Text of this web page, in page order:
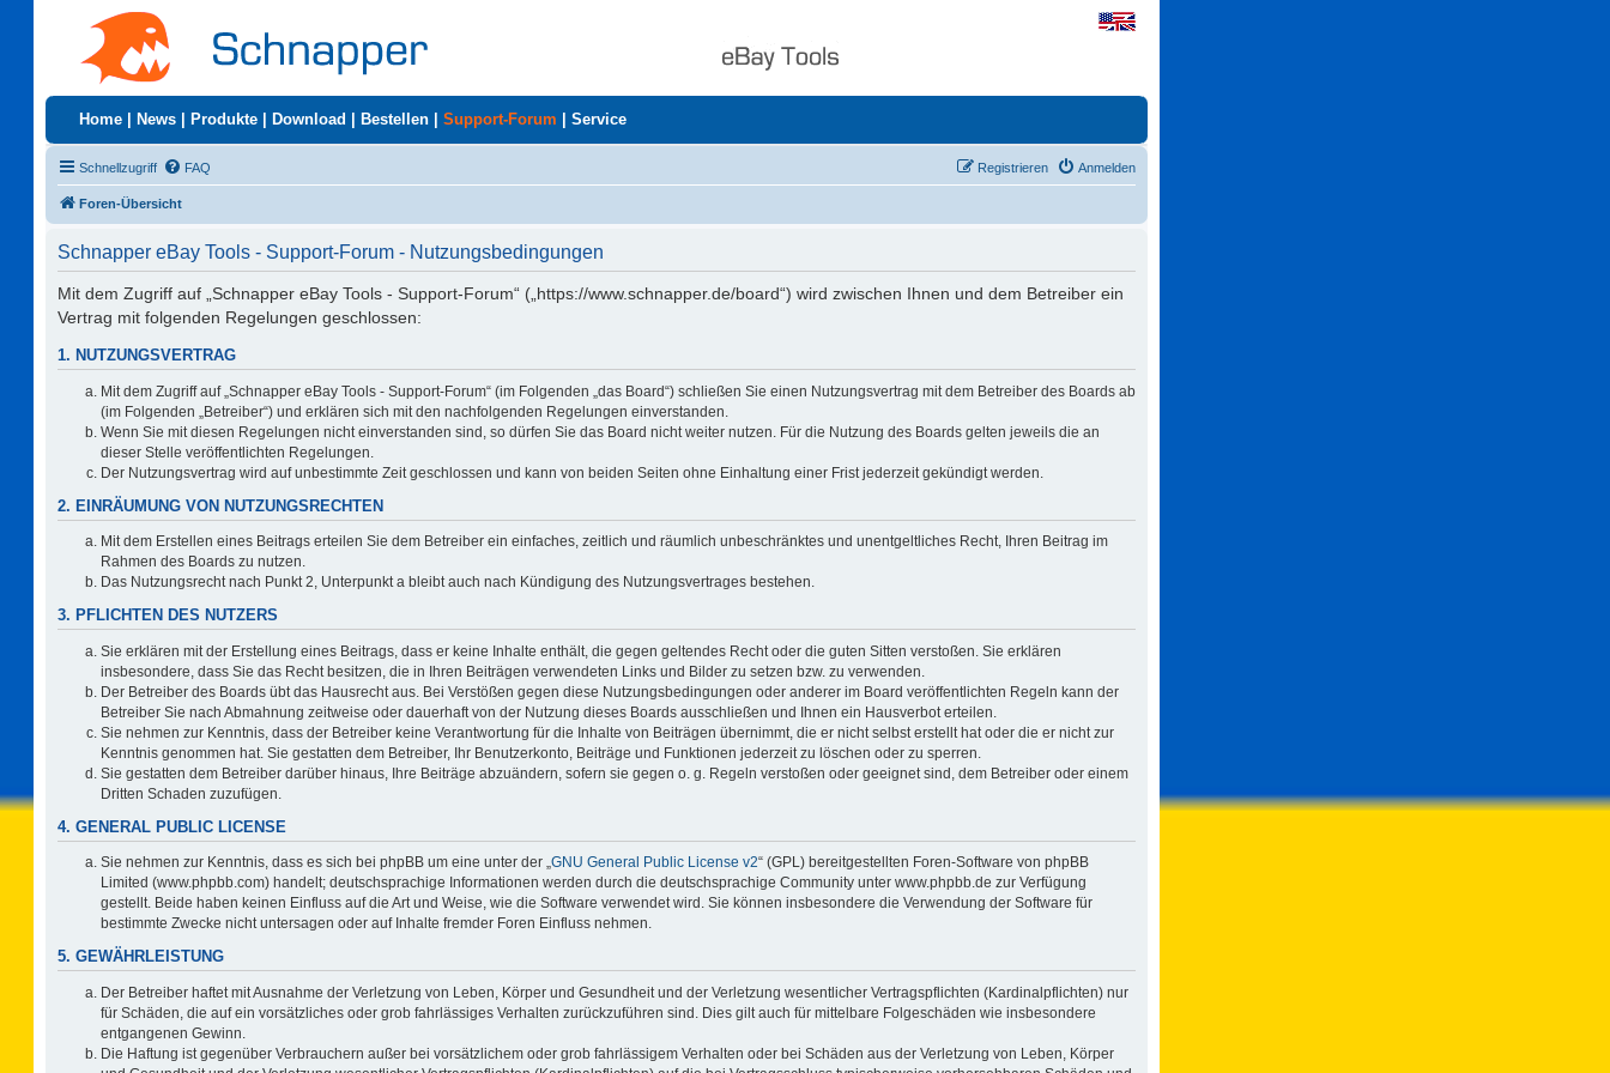
Home News Produkte Download Bestellen Support-Forum Service
Schnellzugriff FAQ Anmelden
Registrieren
Foren-Übersicht
Schnapper eBay Tools - Support-Forum - Nutzungsbedingungen
Mit dem Zugriff auf „Schnapper eBay Tools - Support-Forum“ („https://www.schnapper.de/board“) wird zwischen Ihnen und dem Betreiber ein
Vertrag mit folgenden Regelungen geschlossen:
1. NUTZUNGSVERTRAG
Mit dem Zugriff auf „Schnapper eBay Tools - Support-Forum“ (im Folgenden „das Board“) schließen Sie einen Nutzungsvertrag mit dem Betreiber des Boards ab
(im Folgenden „Betreiber“) und erklären sich mit den nachfolgenden Regelungen einverstanden.
Wenn Sie mit diesen Regelungen nicht einverstanden sind, so dürfen Sie das Board nicht weiter nutzen. Für die Nutzung des Boards gelten jeweils die an
dieser Stelle veröffentlichten Regelungen.
Der Nutzungsvertrag wird auf unbestimmte Zeit geschlossen und kann von beiden Seiten ohne Einhaltung einer Frist jederzeit gekündigt werden.
2. EINRÄUMUNG VON NUTZUNGSRECHTEN
Mit dem Erstellen eines Beitrags erteilen Sie dem Betreiber ein einfaches, zeitlich und räumlich unbeschränktes und unentgeltliches Recht, Ihren Beitrag im
Rahmen des Boards zu nutzen.
Das Nutzungsrecht nach Punkt 2, Unterpunkt a bleibt auch nach Kündigung des Nutzungsvertrages bestehen.
3. PFLICHTEN DES NUTZERS
Sie erklären mit der Erstellung eines Beitrags, dass er keine Inhalte enthält, die gegen geltendes Recht oder die guten Sitten verstoßen. Sie erklären
insbesondere, dass Sie das Recht besitzen, die in Ihren Beiträgen verwendeten Links und Bilder zu setzen bzw. zu verwenden.
Der Betreiber des Boards übt das Hausrecht aus. Bei Verstößen gegen diese Nutzungsbedingungen oder anderer im Board veröffentlichten Regeln kann der
Betreiber Sie nach Abmahnung zeitweise oder dauerhaft von der Nutzung dieses Boards ausschließen und Ihnen ein Hausverbot erteilen.
Sie nehmen zur Kenntnis, dass der Betreiber keine Verantwortung für die Inhalte von Beiträgen übernimmt, die er nicht selbst erstellt hat oder die er nicht zur
Kenntnis genommen hat. Sie gestatten dem Betreiber, Ihr Benutzerkonto, Beiträge und Funktionen jederzeit zu löschen oder zu sperren.
Sie gestatten dem Betreiber darüber hinaus, Ihre Beiträge abzuändern, sofern sie gegen o. g. Regeln verstoßen oder geeignet sind, dem Betreiber oder einem
Dritten Schaden zuzufügen.
4. GENERAL PUBLIC LICENSE
Sie nehmen zur Kenntnis, dass es sich bei phpBB um eine unter der „GNU General Public License v2“ (GPL) bereitgestellten Foren-Software von phpBB
Limited (www.phpbb.com) handelt; deutschsprachige Informationen werden durch die deutschsprachige Community unter www.phpbb.de zur Verfügung
gestellt. Beide haben keinen Einfluss auf die Art und Weise, wie die Software verwendet wird. Sie können insbesondere die Verwendung der Software für
bestimmte Zwecke nicht untersagen oder auf Inhalte fremder Foren Einfluss nehmen.
5. GEWÄHRLEISTUNG
Der Betreiber haftet mit Ausnahme der Verletzung von Leben, Körper und Gesundheit und der Verletzung wesentlicher Vertragspflichten (Kardinalpflichten) nur
für Schäden, die auf ein vorsätzliches oder grob fahrlässiges Verhalten zurückzuführen sind. Dies gilt auch für mittelbare Folgeschäden wie insbesondere
entgangenen Gewinn.
Die Haftung ist gegenüber Verbrauchern außer bei vorsätzlichem oder grob fahrlässigem Verhalten oder bei Schäden aus der Verletzung von Leben, Körper